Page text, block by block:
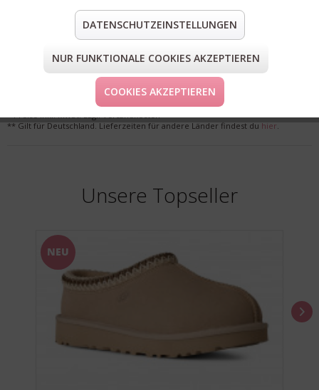
FORM & GRÖSSE
LIEFERUNG & KOSTENLOSE RETOURE
* Preise inkl. MwSt. zzgl. Versandkosten
** Gilt für Deutschland. Lieferzeiten für andere Länder findest du hier.
Unsere Topseller
NEU
DATENSCHUTZEINSTELLUNGEN
NUR FUNKTIONALE COOKIES AKZEPTIEREN
COOKIES AKZEPTIEREN